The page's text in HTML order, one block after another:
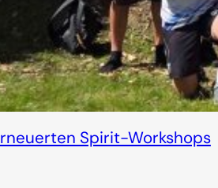
Spirit-Workshops